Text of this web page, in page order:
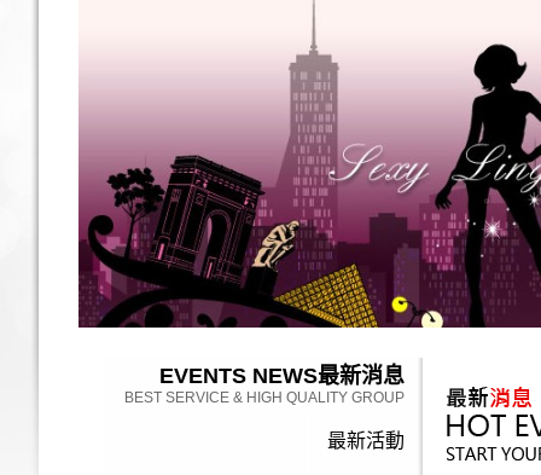
EVENTS NEWS最新消息
BEST SERVICE & HIGH QUALITY GROUP
最新活動